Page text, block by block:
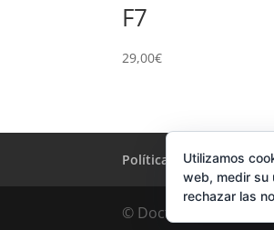
F7
29,00€
Política de Cookies
©
Utilizamos
web, medir su
rechazar las